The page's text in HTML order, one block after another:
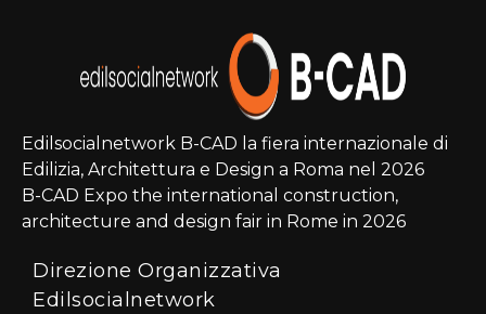
Edilsocialnetwork B-CAD la fiera internazionale di
Edilizia, Architettura e Design a Roma nel 2026
B-CAD Expo the international construction,
architecture and design fair in Rome in 2026
Direzione Organizzativa
Edilsocialnetwork